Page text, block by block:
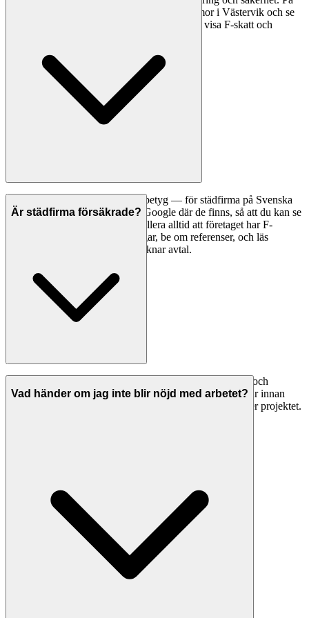
Svenska Hantverkare kan du jämföra städfirmor i Västervik och se
Google-betyg där de finns — be alltid firman visa F-skatt och
Ett bra första steg är att jämföra betyg — för städfirma på Svenska
Hantverkare visar vi betyg från Google där de finns, så att du kan se
vad andra kunder tycker. Kontrollera alltid att företaget har F-
skattesedel och giltiga försäkringar, be om referenser, och läs
omdömen noggrant innan du tecknar avtal.
Är städfirma försäkrade?
Seriösa städfirma i Västervik har både ansvarsförsäkring och
allriskförsäkring. Be alltid om bevis på giltiga försäkringar innan
arbetet påbörjas. Detta skyddar dig om något går fel under projektet.
Vad händer om jag inte blir nöjd med arbetet?